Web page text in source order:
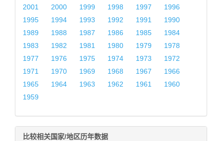
2001
2000 1999 1998 1997
1996
1995
1994 1993 1992 1991
1990
1989
1988 1987 1986 1985
1984
1983
1982 1981 1980 1979
1978
1977
1976 1975 1974 1973
1972
1971
1970 1969 1968 1967
1966
1965
1964 1963 1962 1961
1960
1959
比较相关国家/地区历年数据